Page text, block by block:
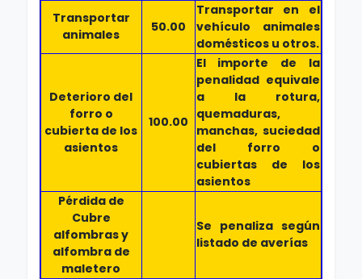
Transportar
animales
50.00
Transportar en el
vehículo animales
domésticos u otros.
Deterioro del
forro o
cubierta de los
asientos
100.00
El importe de la
penalidad equivale
a la rotura,
quemaduras,
manchas, suciedad
del forro o
cubiertas de los
asientos
Pérdida de
Cubre
alfombras y
alfombra de
maletero
Se penaliza según
listado de averías